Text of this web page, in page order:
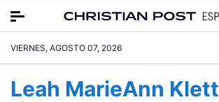
VIERNES, AGOSTO 07, 2026
Leah MarieAnn Klett